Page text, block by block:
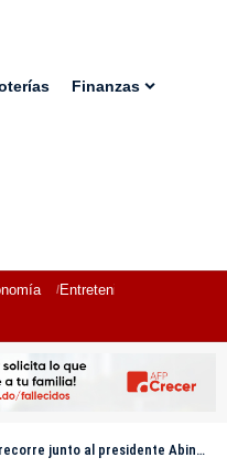
Finanzas
Entretenimiento
Abinader La Vega y Santo Domingo Oeste